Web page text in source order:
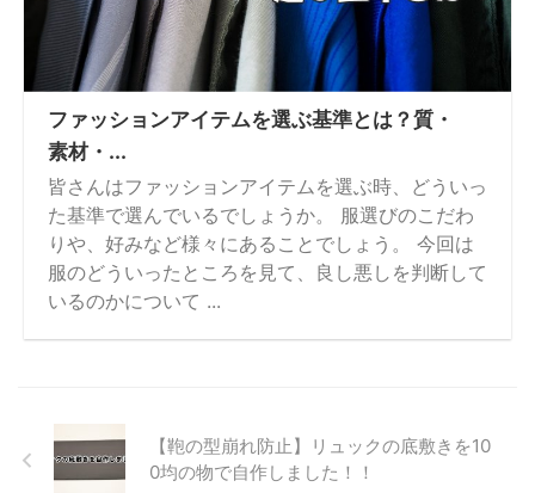
ファッションアイテムを選ぶ基準とは？質・
素材・...
皆さんはファッションアイテムを選ぶ時、どういっ
た基準で選んでいるでしょうか。 服選びのこだわ
りや、好みなど様々にあることでしょう。 今回は
服のどういったところを見て、良し悪しを判断して
いるのかについて ...
【鞄の型崩れ防止】リュックの底敷きを10
0均の物で自作しました！！